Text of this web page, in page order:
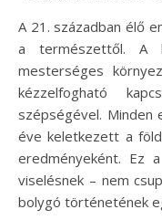
A 21. században élő
a természettől. A
mesterséges
kézzelfogható
szépségével. Minden
éve keletkezett a
eredményeként. Ez
viselésnek – nem
bolygó történetének